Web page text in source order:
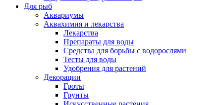
Для рыб
Аквариумы
Аквахимия и лекарства
Лекарства
Препараты для воды
Средства для борьбы с водорослями
Тесты для воды
Удобрения для растений
Декорации
Гроты
Грунты